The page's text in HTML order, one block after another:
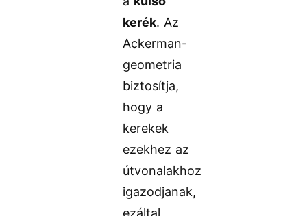
kerék. Az
Ackerman-
geometria
biztosítja,
hogy a
kerekek
ezekhez az
útvonalakhoz
igazodjanak,
ezáltal